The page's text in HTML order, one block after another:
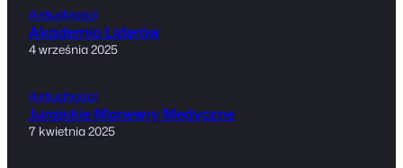
Aktualności
Akademia Liderów
4 września 2025
Aktualności
Jurajskie Manewry Medyczne
7 kwietnia 2025